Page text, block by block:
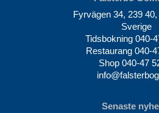
Fyrvägen 34, 239
Sverige
Tidsbokning040-
Restaurang040-
Shop040-47
Senaste